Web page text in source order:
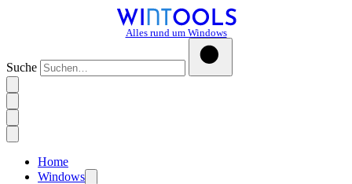
Alles rund um Windows
Suche
Home
Windows